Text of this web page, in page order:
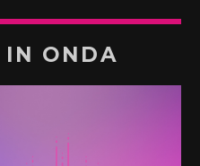
IN ONDA